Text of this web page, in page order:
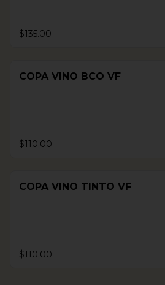
$135.00
COPA VINO BCO VF
$110.00
COPA VINO TINTO VF
$110.00